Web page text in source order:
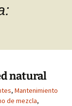
natural
, Mantenimiento
de mezcla,